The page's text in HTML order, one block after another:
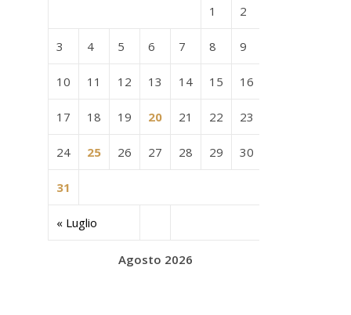
Agosto 2026
« Luglio
1 2
3 4 5 6 7 8 9
10 11 12 13 14 15 16
17 18 19 20 21 22 23
24 25 26 27 28 29 30
31